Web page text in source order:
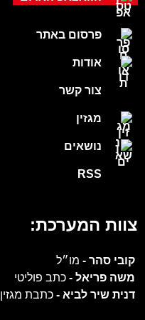
פרסום באתר
אודות
צור קשר
מגזין
נושאים
RSS
צוות המערכת:
קובי סהר - מו״ל
משה פריאל - כתב פוליטי
דנית שיר לביא - כתבת מגזין